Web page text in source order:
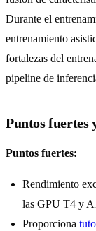
Durante el
entrenamiento
fortalezas del
pipeline de
Puntos fuertes
Puntos fuertes:
Rendimiento
las GPU T4 y
Proporciona